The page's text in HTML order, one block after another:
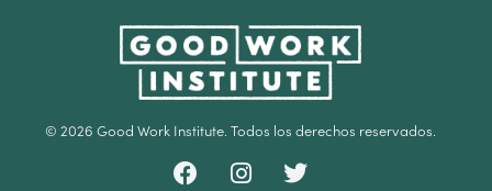
© 2026 Good Work Institute. Todos los derechos reservados.